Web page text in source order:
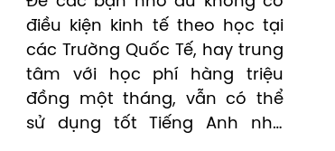
điều kiện kinh tế theo học tại
các Trường Quốc Tế, hay trung
tâm với học phí hàng triệu
đồng một tháng, vẫn có thể
sử dụng tốt Tiếng Anh như